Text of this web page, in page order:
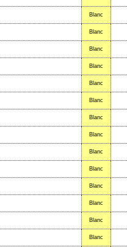
Blanc
Blanc
Blanc
Blanc
Blanc
Blanc
Blanc
Blanc
Blanc
Blanc
Blanc
Blanc
Blanc
Blanc